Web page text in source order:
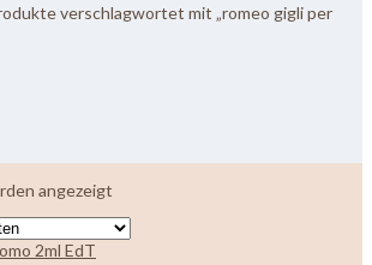
verschlagwortet mit „romeo gigli per
angezeigt
sortiert